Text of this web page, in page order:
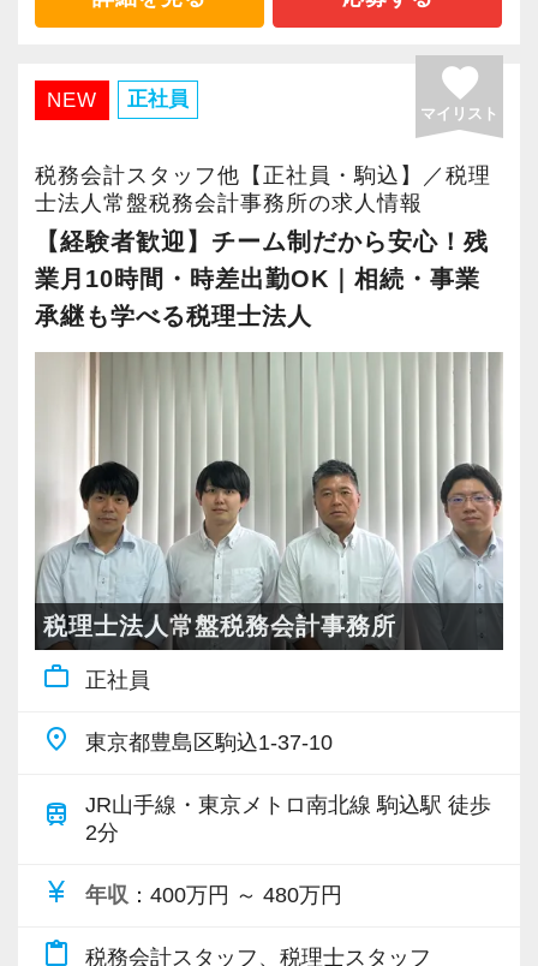
我々だと思っています。
ご応募をお待ちしております。
限にする心がけた未来創造支援をしています。
験）は最大限を心がけた業務内容にしていま
す。
具体的には、
・チャット、ZOOMの積極活用により、手間や
移動時間の削減
・独自の資料収集ファイルと記帳代行会社（グ
ループ会社）を活用した入力作業の削減
・数字を基にした、シュミレーションによる将
来利益の見える化
る気づきの最大化
を心がけています。
習熟度に応じて携わる仕事の範囲を広げていく
ため、新しくご入社いただく方も、お客様から
の刺激を受けながら自らの成長を感じていただ
けることと思います。
【特徴３/オーダーメイドの指導で成長を後押
当法人の場合、同じOJTでも、やるべきことを
一方的に与えられて、それができなければ不安
になるなんてことはありません。
メイドの教育で、一連の作業に慣れていくまで
す。
プレーヤーとして専門性を極める道も選べま
す。
キャリアを「用意された型」にはめるのではな
く、
ご自身の志向に合わせて描いていける組織で
■ 働きやすさと学びの両立
毎週木曜日はノー残業デー。ほとんどの職員が
18時には退社します。
また繁忙期以外の残業は19時までと決め、効率
的な働き方を徹底しています。
（シャットダウンツールの導入により、19時以
降はPCの使用ができません）
一定条件を満たせば、
また、毎週の研修、IT研修、外部講師による勉
強会など、
学びの機会も継続的に設けています。
です。
私たちは、紹介や新規のご契約により【顧問法
人数が右肩上がりに増加】を続けています。
業績好調による組織拡大にともない、新しくお
迎えする「実務未経験」のメンバーが不安な
く、心から安心して長く活躍できるよう、職場
環境の改善と育成の仕組みづくりに本気で取り
組んでいます。
当事務所が誇る「4つの魅力」をご紹介します。
―――【1】 1人で抱え込ませない「チーム制」
対にしません。
誰もが安心して業務に取り組めるよう「チーム
制」によるサポート体制を構築しています。
週1回のチームミーティングでは、業務の進捗を
共有するだけでなく、「今困っていること」を
全員でクリアにしていきます。
代表の大山を含め、全員の距離が近く、日常的
に「ちょっといいですか？」とデスク越しに声
を掛け合える温かで穏やかな雰囲気が自慢で
「質問しづらくて一人で悩む」というストレス
NEW 正社員 favorite
マイリスト
税務会計スタッフ他【正社員・駒込】／税理
士法人常盤税務会計事務所の求人情報
【経験者歓迎】チーム制だから安心！残
業月10時間・時差出勤OK｜相続・事業
承継も学べる税理士法人
税理士法人常盤税務会計事務所
work_outline 正社員
place 東京都豊島区駒込1-37-10
train
JR山手線・東京メトロ南北線 駒込駅 徒歩
2分
currency_yen 年収 ：400万円 ～ 480万円
content_paste 税務会計スタッフ、税理士スタッフ